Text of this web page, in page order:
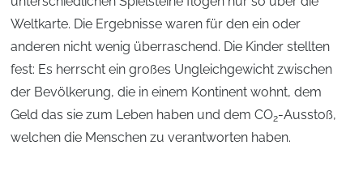
Weltkarte. Die Ergebnisse waren für den ein oder
anderen nicht wenig überraschend. Die Kinder stellten
fest: Es herrscht ein großes Ungleichgewicht zwischen
der Bevölkerung, die in einem Kontinent wohnt, dem
Geld das sie zum Leben haben und dem CO2-Ausstoß,
welchen die Menschen zu verantworten haben.